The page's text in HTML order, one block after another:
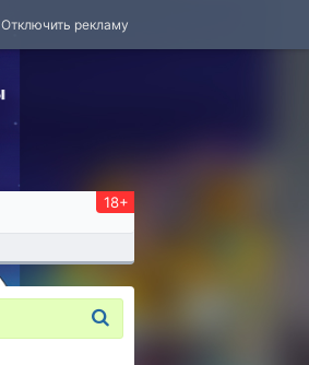
Отключить рекламу
18+